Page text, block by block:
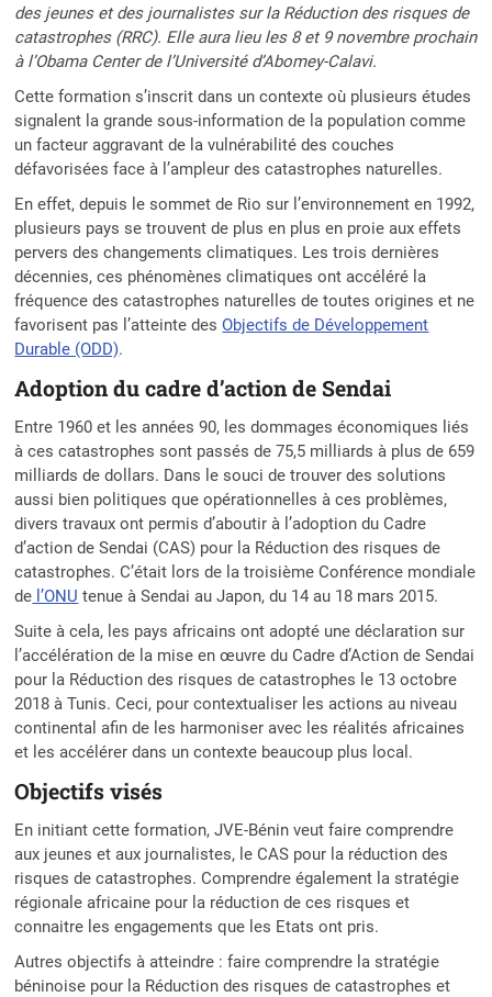
des jeunes et des journalistes sur la Réduction des risques de
catastrophes (RRC). Elle aura lieu les 8 et 9 novembre prochain
à l’Obama Center de l’Université d’Abomey-Calavi.
Cette formation s’inscrit dans un contexte où plusieurs études
signalent la grande sous-information de la population comme
un facteur aggravant de la vulnérabilité des couches
défavorisées face à l’ampleur des catastrophes naturelles.
En effet, depuis le sommet de Rio sur l’environnement en 1992,
plusieurs pays se trouvent de plus en plus en proie aux effets
pervers des changements climatiques. Les trois dernières
décennies, ces phénomènes climatiques ont accéléré la
fréquence des catastrophes naturelles de toutes origines et ne
favorisent pas l’atteinte desObjectifs de Développement
Durable (ODD).
Adoption du cadre d’action de Sendai
Entre 1960 et les années 90, les dommages économiques liés
à ces catastrophes sont passés de 75,5 milliards à plus de 659
milliards de dollars. Dans le souci de trouver des solutions
aussi bien politiques que opérationnelles à ces problèmes,
divers travaux ont permis d’aboutir à l’adoption du Cadre
d’action de Sendai (CAS) pour la Réduction des risques de
catastrophes. C’était lors de la troisième Conférence mondiale
de l’ONU tenue à Sendai au Japon, du 14 au 18 mars 2015.
Suite à cela, les pays africains ont adopté une déclaration sur
l’accélération de la mise en œuvre du Cadre d’Action de Sendai
pour la Réduction des risques de catastrophes le 13 octobre
2018 à Tunis. Ceci, pour contextualiser les actions au niveau
continental afin de les harmoniser avec les réalités africaines
et les accélérer dans un contexte beaucoup plus local.
Objectifs visés
En initiant cette formation, JVE-Bénin veut faire comprendre
aux jeunes et aux journalistes, le CAS pour la réduction des
risques de catastrophes. Comprendre également la stratégie
régionale africaine pour la réduction de ces risques et
connaitre les engagements que les Etats ont pris.
Autres objectifs à atteindre : faire comprendre la stratégie
béninoise pour la Réduction des risques de catastrophes et